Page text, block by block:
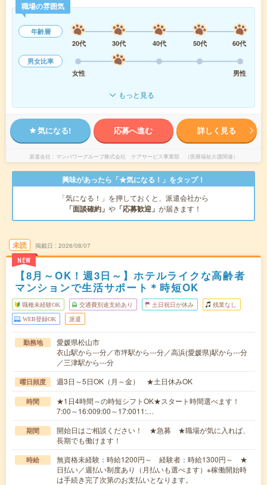
職場の雰囲気
年齢層
20代
30代 40代 50代
60代
男女比率
女性
男性
もっと見る
気になる! 応募へ進む 詳しく見る
派遣会社 マンパワーグループ株式会社 ケアサービス事業部 （医療福祉介護関連）
興味があったら「★気になる！」をタップ！
「気になる！」を押しておくと、派遣会社から
「面談確約」 や 「応募歓迎」 が届きます！
未読
NEW
掲載日 2026/08/07
【8月～OK！週3日～】ホテルライクな高齢者
マンションで生活サポート＊時短OK
職種未経験OK 交通費別途支給あり 土日祝日が休み 残業なし
WEB登録OK 派遣
勤務地
愛媛県松山市
衣山駅から---分／市坪駅から---分／高浜(愛媛県)駅から---分
／三津駅から---分
曜日頻度 週3日～5日OK（月～金） ★土日休みOK
時間
★1日4時間～の時短シフトOK★スタート時間選べます！
7:00～16:009:00～17:0011:…
期間
開始日はご相談ください！ ★急募 ★職場が気に入れば、
長期でも働けます！
時給
無資格未経験：時給1200円～ 経験者：時給1300円～ ★
日払い／週払い制度あり（月払いも選べます）※稼働開始時
は手続き完了次第のお支払いとなります。